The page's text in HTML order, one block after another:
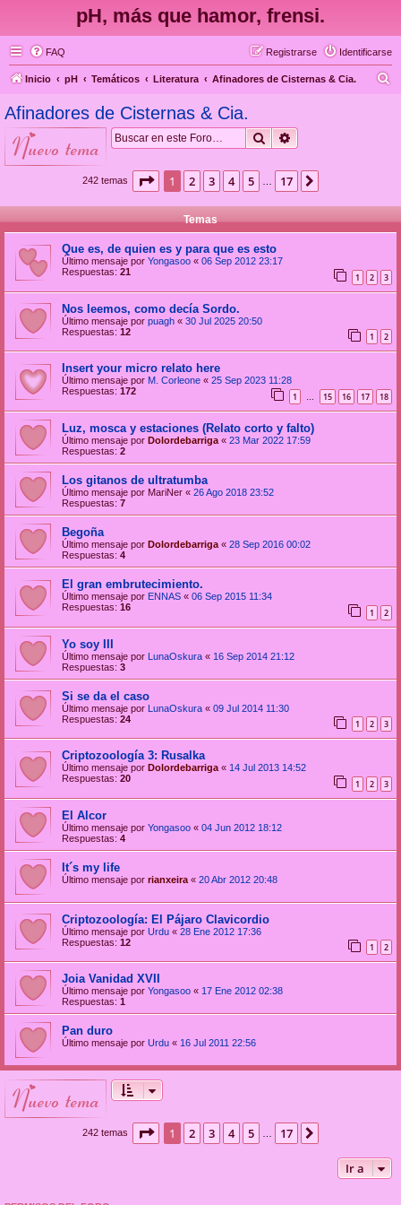
pH, más que hamor, frensi.
FAQ Identificarse
Registrarse
Inicio pH Temáticos Literatura Afinadores de Cisternas & Cia.
Afinadores de Cisternas & Cia.
nuevo tema Buscar
242 temas Página de 17
1 2 3 4 5 17
Temas
Que es, de quien es y para que es esto
Último mensaje por Yongasoo « 06 Sep 2012 23:17
Respuestas: 21 1 2 3
Nos leemos, como decía Sordo.
Último mensaje por puagh « 30 Jul 2025 20:50
Respuestas: 12 1 2
Insert your micro relato here
Último mensaje por M. Corleone « 25 Sep 2023 11:28
Respuestas: 172 1 … 15 16 17 18
Luz, mosca y estaciones (Relato corto y falto)
Último mensaje por Dolordebarriga « 23 Mar 2022 17:59
Respuestas: 2
Los gitanos de ultratumba
Último mensaje por MariNer « 26 Ago 2018 23:52
Respuestas: 7
Begoña
Último mensaje por Dolordebarriga « 28 Sep 2016 00:02
Respuestas: 4
El gran embrutecimiento.
Último mensaje por ENNAS « 06 Sep 2015 11:34
Respuestas: 16 1 2
Yo soy III
Último mensaje por LunaOskura « 16 Sep 2014 21:12
Respuestas: 3
Si se da el caso
Último mensaje por LunaOskura « 09 Jul 2014 11:30
Respuestas: 24 1 2 3
Criptozoología 3: Rusalka
Último mensaje por Dolordebarriga « 14 Jul 2013 14:52
Respuestas: 20 1 2 3
El Alcor
Último mensaje por Yongasoo « 04 Jun 2012 18:12
Respuestas: 4
It´s my life
Último mensaje por rianxeira « 20 Abr 2012 20:48
Criptozoología: El Pájaro Clavicordio
Último mensaje por Urdu « 28 Ene 2012 17:36
Respuestas: 12 1 2
Joia Vanidad XVII
Último mensaje por Yongasoo « 17 Ene 2012 02:38
Respuestas: 1
Pan duro
Último mensaje por Urdu « 16 Jul 2011 22:56
nuevo tema
242 temas Página de 17
1 2 3 4 5 … 17
Ir a